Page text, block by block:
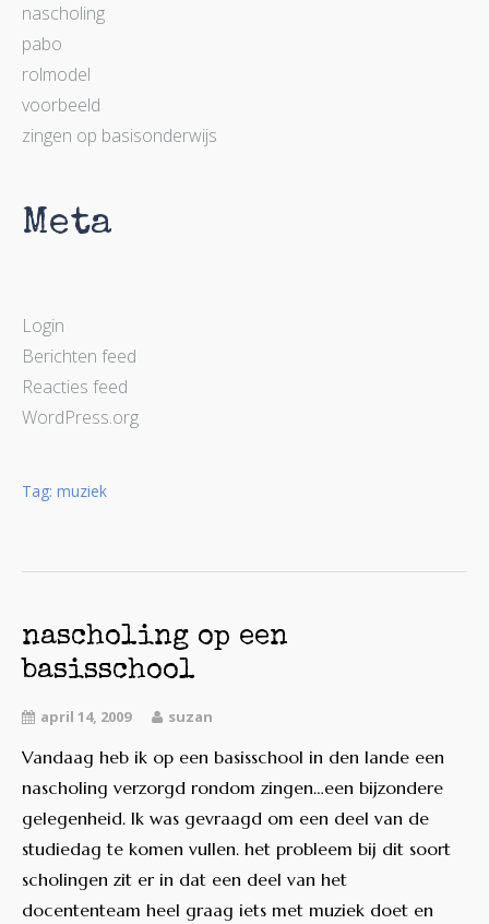
nascholing
pabo
rolmodel
voorbeeld
zingen op basisonderwijs
Meta
Login
Berichten feed
Reacties feed
WordPress.org
Tag: muziek
nascholing op een
basisschool
april 14, 2009 suzan
Vandaag heb ik op een basisschool in den lande een
nascholing verzorgd rondom zingen…een bijzondere
gelegenheid. Ik was gevraagd om een deel van de
studiedag te komen vullen. het probleem bij dit soort
scholingen zit er in dat een deel van het
docententeam heel graag iets met muziek doet en